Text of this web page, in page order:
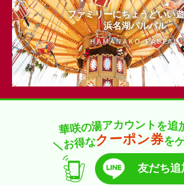
ファミリーにちょうどいい
浜名湖パルパル
HAMANAKO PALPAL
華咲の湯アカ ウント を追
＼お得なク ーポン券を
友だち追